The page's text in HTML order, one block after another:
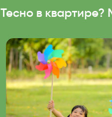
Тесно в квартире?